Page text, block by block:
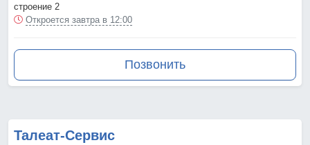
строение 2
Откроется завтра в 12:00
Позвонить
Талеат-Сервис